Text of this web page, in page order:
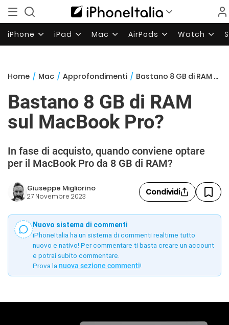
iPhone iPad Mac AirPods Watch
Home / Mac / Approfondimenti / Bastano 8 GB di RAM sul MacBook Pro?
Bastano 8 GB di RAM
sul MacBook Pro?
In fase di acquisto, quando conviene optare
per il MacBook Pro da 8 GB di RAM?
Giuseppe Migliorino
27 Novembre 2023 Condividi
Nuovo sistema di commenti
iPhoneItalia ha un sistema di commenti realtime tutto
nuovo e nativo! Per commentare ti basta creare un account
e potrai subito commentare.
Prova la nuova sezione commenti!